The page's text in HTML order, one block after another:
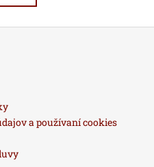
l
á
p
r
k
k
a používaní cookies